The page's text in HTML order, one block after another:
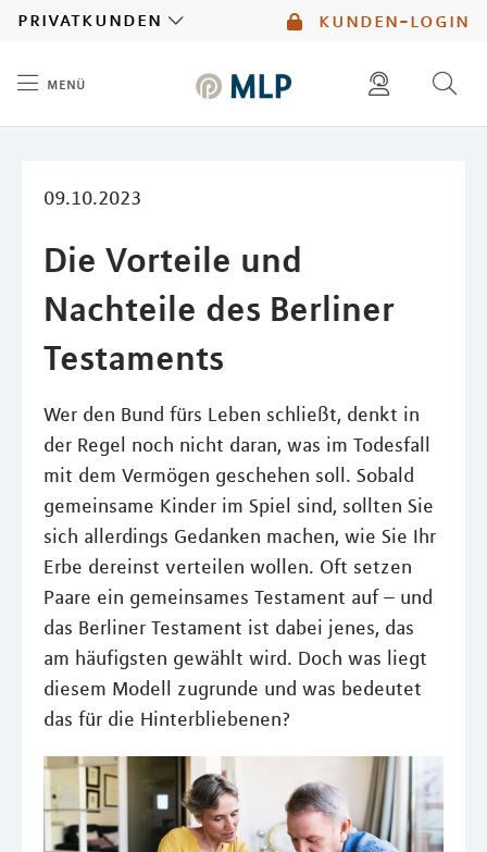
kunden-login
privatkunden
menü
09.10.2023
Die Vorteile und
Nachteile des Berliner
Testaments
Wer den Bund fürs Leben schließt, denkt in
der Regel noch nicht daran, was im Todesfall
mit dem Vermögen geschehen soll. Sobald
gemeinsame Kinder im Spiel sind, sollten Sie
sich allerdings Gedanken machen, wie Sie Ihr
Erbe dereinst verteilen wollen. Oft setzen
Paare ein gemeinsames Testament auf – und
das Berliner Testament ist dabei jenes, das
am häufigsten gewählt wird. Doch was liegt
diesem Modell zugrunde und was bedeutet
das für die Hinterbliebenen?